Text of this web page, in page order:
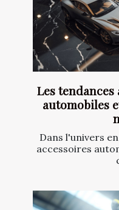
Les tendances
automobiles
Dans l'univers
accessoires